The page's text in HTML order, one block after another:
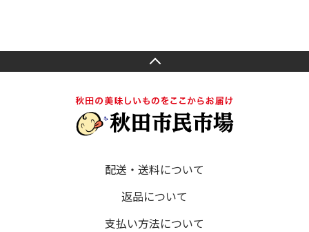
配送・送料について
返品について
支払い方法について